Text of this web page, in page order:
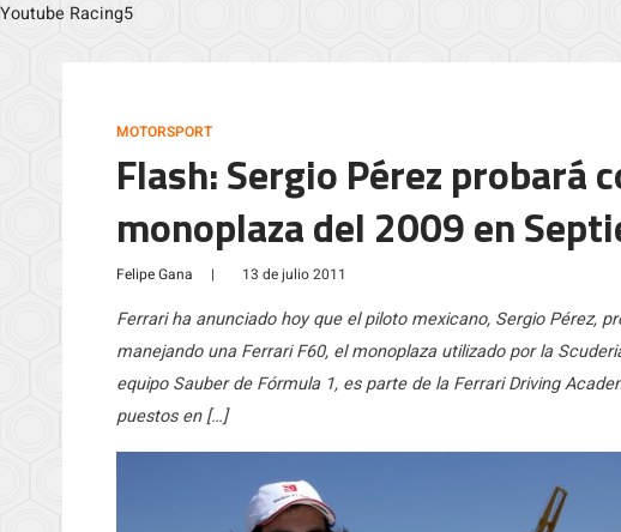
Youtube Racing5
MOTORSPORT
Flash: Sergio Pérez probará
monoplaza del 2009 en
Felipe Gana | 13 de julio 2011
Ferrari ha anunciado hoy que el piloto mexicano, Sergio Pérez,
manejando una Ferrari F60, el monoplaza utilizado por la
equipo Sauber de Fórmula 1, es parte de la Ferrari Driving
puestos en […]